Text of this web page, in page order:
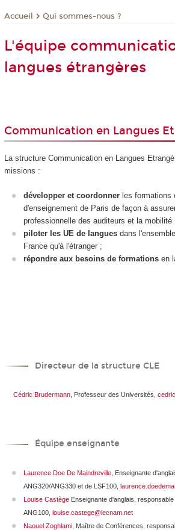
Accueil Qui sommes-nous ?
L'équipe
langues étrangères
Communication en Langues
La structure Communication en Langues
missions :
développer et coordonner les formations
d'enseignement de Paris de façon à
professionnelle des auditeurs et la mobilité
piloter les UE de langues dans
France qu'à l'étranger ;
répondre aux besoins de formations en
Directeur de la structure CLE
Cédric Brudermann, Professeur des Universités,
Équipe enseignante
Laurence Doe De Maindreville Enseignante
ANG320/ANG330 et de LSF100,
Louise Castège Enseignante d'anglais,
ANG100, louise.castege@lecnam.net
Naouel Zoghlami, Maître de Conférences,